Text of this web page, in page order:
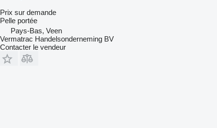
Prix sur demande
Pelle portée
Pays-Bas, Veen
Vermatrac Handelsonderneming BV
Contacter le vendeur